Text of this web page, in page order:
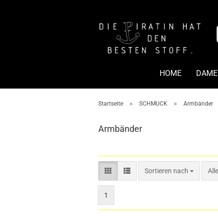
HOME
Startseite » SCHMUCK » Armbänder
Armbänder
Sortieren nach
Sortieren nach
1